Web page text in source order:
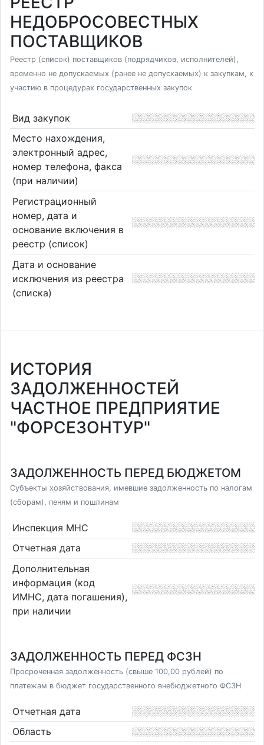
НЕДОБРОСОВЕСТНЫХ
ПОСТАВЩИКОВ
Реестр (список) поставщиков (подрядчиков, исполнителей),
временно не допускаемых (ранее не допускаемых) к закупкам, к
участию в процедурах государственных закупок
Вид закупок
Место нахождения,
электронный адрес,
номер телефона, факса
(при наличии)
Регистрационный
номер, дата и
основание включения в
реестр (список)
Дата и основание
исключения из реестра
(списка)
ИСТОРИЯ
ЗАДОЛЖЕННОСТЕЙ
ЧАСТНОЕ ПРЕДПРИЯТИЕ
"ФОРСЕЗОНТУР"
ЗАДОЛЖЕННОСТЬ ПЕРЕД БЮДЖЕТОМ
Субъекты хозяйствования, имевшие задолженность по налогам
(сборам), пеням и пошлинам
Инспекция МНС
Отчетная дата
Дополнительная
информация (код
ИМНС, дата погашения),
при наличии
ЗАДОЛЖЕННОСТЬ ПЕРЕД ФСЗН
Просроченная задолженность (свыше 100,00 рублей) по
платежам в бюджет государственного внебюджетного ФСЗН
Отчетная дата
Область